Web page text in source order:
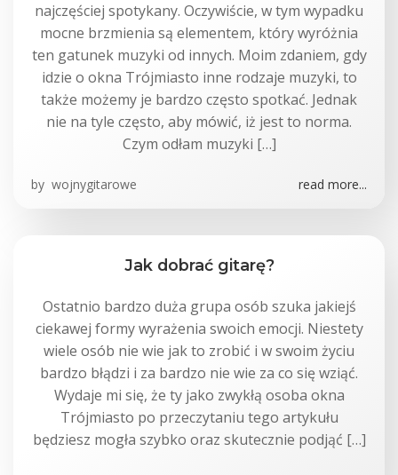
najczęściej spotykany. Oczywiście, w tym wypadku
mocne brzmienia są elementem, który wyróżnia
ten gatunek muzyki od innych. Moim zdaniem, gdy
idzie o okna Trójmiasto inne rodzaje muzyki, to
także możemy je bardzo często spotkać. Jednak
nie na tyle często, aby mówić, iż jest to norma.
Czym odłam muzyki […]
by wojnygitarowe read more...
Jak dobrać gitarę?
Ostatnio bardzo duża grupa osób szuka jakiejś
ciekawej formy wyrażenia swoich emocji. Niestety
wiele osób nie wie jak to zrobić i w swoim życiu
bardzo błądzi i za bardzo nie wie za co się wziąć.
Wydaje mi się, że ty jako zwykłą osoba okna
Trójmiasto po przeczytaniu tego artykułu
będziesz mogła szybko oraz skutecznie podjąć […]